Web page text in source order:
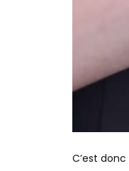
C’est